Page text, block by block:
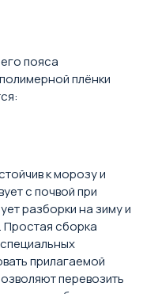
пояса
плёнки
к морозу и
с почвой при
разборки на зиму и
Простая сборка
прилагаемой
перевозить